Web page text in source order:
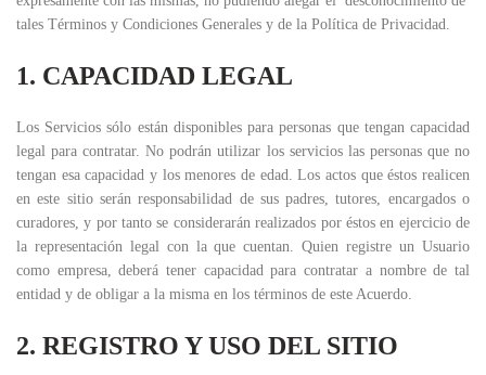
tales Términos y Condiciones Generales y de la Política de Privacidad.
1. CAPACIDAD LEGAL
Los Servicios sólo están disponibles para personas que tengan capacidad
legal para contratar. No podrán utilizar los servicios las personas que no
tengan esa capacidad y los menores de edad. Los actos que éstos realicen
en este sitio serán responsabilidad de sus padres, tutores, encargados o
curadores, y por tanto se considerarán realizados por éstos en ejercicio de
la representación legal con la que cuentan. Quien registre un Usuario
como empresa, deberá tener capacidad para contratar a nombre de tal
entidad y de obligar a la misma en los términos de este Acuerdo.
2. REGISTRO Y USO DEL SITIO